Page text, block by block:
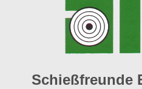
Schießfreunde